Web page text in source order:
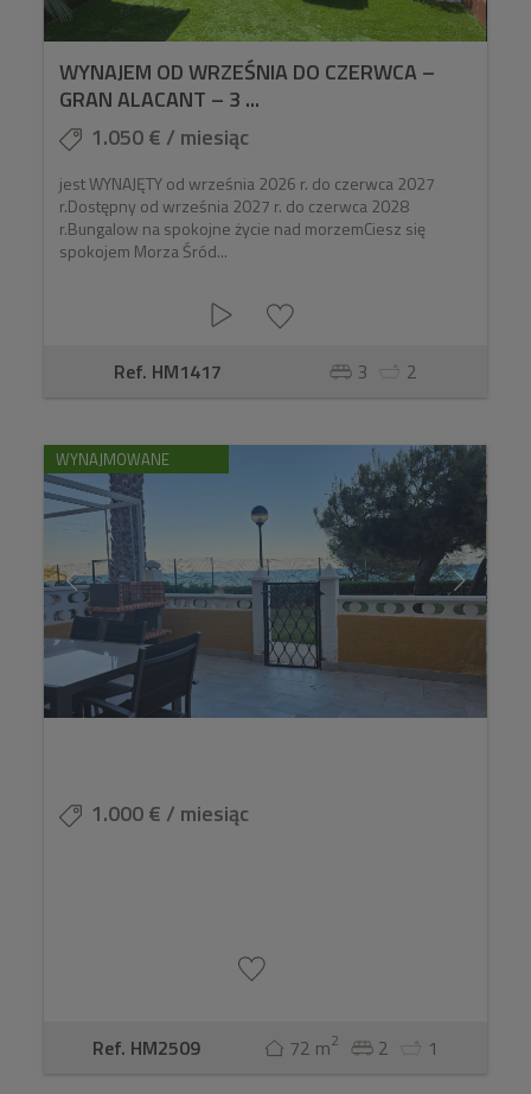
WYNAJEM OD WRZEŚNIA DO CZERWCA –
GRAN ALACANT – 3 ...
1.050 € / miesiąc
jest WYNAJĘTY od września 2026 r. do czerwca 2027
r.Dostępny od września 2027 r. do czerwca 2028
r.Bungalow na spokojne życie nad morzemCiesz się
spokojem Morza Śród...
Ref. HM1417 3 2
WYNAJMOWANE
1.000 € / miesiąc
Ref. HM2509 72 m2 2 1